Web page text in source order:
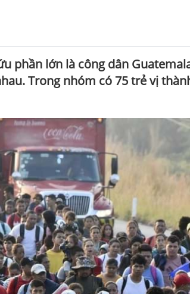
phần lớn là công dân
Trong nhóm có 75 trẻ vị